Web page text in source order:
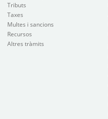
Tributs
Taxes
Multes i sancions
Recursos
Altres tràmits